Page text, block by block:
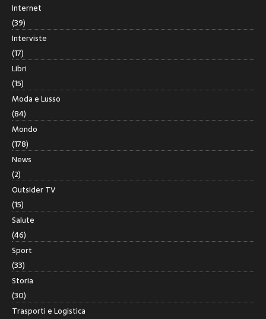
Internet
(39)
Interviste
(17)
Libri
(15)
Moda e Lusso
(84)
Mondo
(178)
News
(2)
Outsider TV
(15)
Salute
(46)
Sport
(33)
Storia
(30)
Trasporti e Logistica